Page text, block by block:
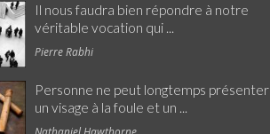
Il nous faudra bien répondre à notre
véritable vocation qui ...
Pierre Rabhi
Personne ne peut longtemps présenter
un visage à la foule et un ...
Nathaniel Hawthorne